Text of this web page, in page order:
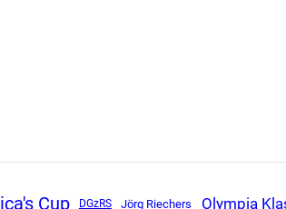
Cup DGzRS Jörg Riechers Olympia